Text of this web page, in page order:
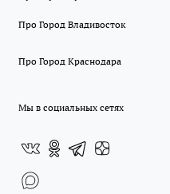
Про Город Владивосток
Про Город Краснодара
Мы в социальных сетях